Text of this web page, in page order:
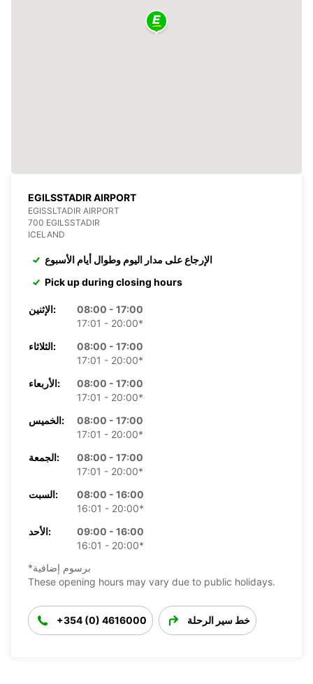
EGILSSTADIR AIRPORT
EGISSLTADIR AIRPORT
700 EGILSSTADIR
ICELAND
الإرجاع على مدار اليوم وطوال أيام الأسبوع
Pick up during closing hours
الإثنين:
08:00 - 17:00
17:01 - 20:00*
الثلاثاء:
08:00 - 17:00
17:01 - 20:00*
الأربعاء:
08:00 - 17:00
17:01 - 20:00*
الخميس:
08:00 - 17:00
17:01 - 20:00*
الجمعة:
08:00 - 17:00
17:01 - 20:00*
السبت:
08:00 - 16:00
16:01 - 20:00*
الأحد:
09:00 - 16:00
16:01 - 20:00*
*برسوم إضافية
These opening hours may vary due to public holidays.
+354 (0) 4616000 خط سير الرحلة